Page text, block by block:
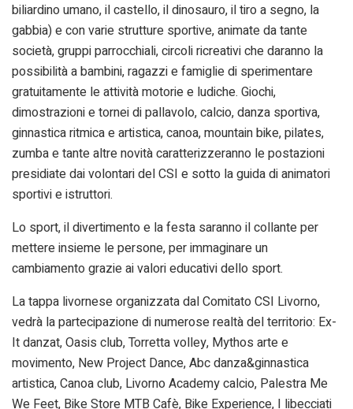
biliardino umano, il castello, il dinosauro, il tiro a segno, la
gabbia) e con varie strutture sportive, animate da tante
società, gruppi parrocchiali, circoli ricreativi che daranno la
possibilità a bambini, ragazzi e famiglie di sperimentare
gratuitamente le attività motorie e ludiche. Giochi,
dimostrazioni e tornei di pallavolo, calcio, danza sportiva,
ginnastica ritmica e artistica, canoa, mountain bike, pilates,
zumba e tante altre novità caratterizzeranno le postazioni
presidiate dai volontari del CSI e sotto la guida di animatori
sportivi e istruttori.
Lo sport, il divertimento e la festa saranno il collante per
mettere insieme le persone, per immaginare un
cambiamento grazie ai valori educativi dello sport.
La tappa livornese organizzata dal Comitato CSI Livorno,
vedrà la partecipazione di numerose realtà del territorio: Ex-
It danzat, Oasis club, Torretta volley, Mythos arte e
movimento, New Project Dance, Abc danza&ginnastica
artistica, Canoa club, Livorno Academy calcio, Palestra Me
We Feet, Bike Store MTB Cafè, Bike Experience, I libecciati